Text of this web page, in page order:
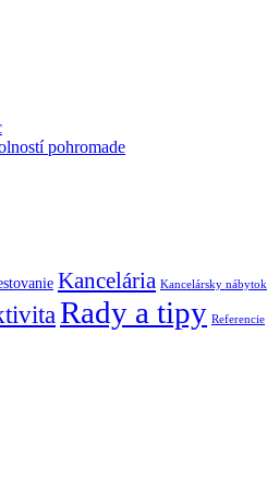
pohromade
Kancelária Kancelársky nábytok
Rady a tipy Referencie